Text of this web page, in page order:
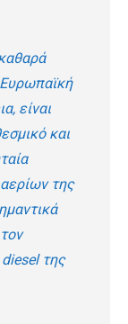
είναι
και
της
της